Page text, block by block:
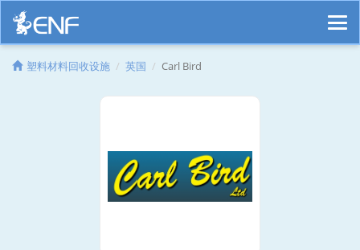
塑料材料回收设施 英国 Carl Bird